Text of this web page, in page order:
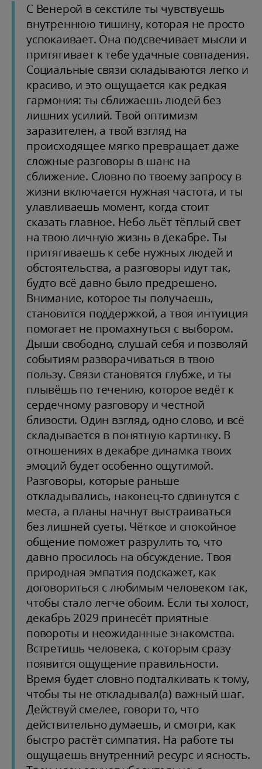
С Венерой в секстиле ты чувствуешь
внутреннюю тишину, которая не просто
успокаивает. Она подсвечивает мысли и
притягивает к тебе удачные совпадения.
Социальные связи складываются легко и
красиво, и это ощущается как редкая
гармония: ты сближаешь людей без
лишних усилий. Твой оптимизм
заразителен, а твой взгляд на
происходящее мягко превращает даже
сложные разговоры в шанс на
сближение. Словно по твоему запросу в
жизни включается нужная частота, и ты
улавливаешь момент, когда стоит
сказать главное. Небо льёт тёплый свет
на твою личную жизнь в декабре. Ты
притягиваешь к себе нужных людей и
обстоятельства, а разговоры идут так,
будто всё давно было предрешено.
Внимание, которое ты получаешь,
становится поддержкой, а твоя интуиция
помогает не промахнуться с выбором.
Дыши свободно, слушай себя и позволяй
событиям разворачиваться в твою
пользу. Связи становятся глубже, и ты
плывёшь по течению, которое ведёт к
сердечному разговору и честной
близости. Один взгляд, одно слово, и всё
складывается в понятную картинку. В
отношениях в декабре динамка твоих
эмоций будет особенно ощутимой.
Разговоры, которые раньше
откладывались, наконец-то сдвинутся с
места, а планы начнут выстраиваться
без лишней суеты. Чёткое и спокойное
общение поможет разрулить то, что
давно просилось на обсуждение. Твоя
природная эмпатия подскажет, как
договориться с любимым человеком так,
чтобы стало легче обоим. Если ты холост,
декабрь 2029 принесёт приятные
повороты и неожиданные знакомства.
Встретишь человека, с которым сразу
появится ощущение правильности.
Время будет словно подталкивать к тому,
чтобы ты не откладывал(а) важный шаг.
Действуй смелее, говори то, что
действительно думаешь, и смотри, как
быстро растёт симпатия. На работе ты
ощущаешь внутренний ресурс и ясность.